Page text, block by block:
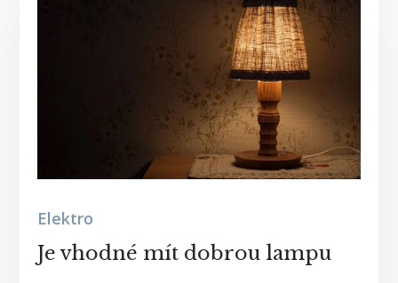
Elektro
Je vhodné mít dobrou lampu